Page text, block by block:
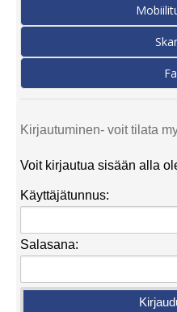
Kirjautuminen- voit tilata
Voit kirjautua sisään alla
Käyttäjätunnus:
Salasana: